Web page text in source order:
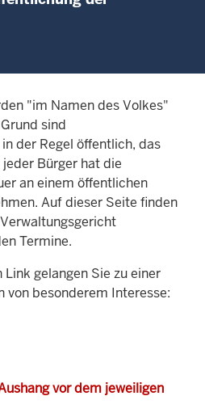
"im Namen des Volkes"
sind
der Regel öffentlich, das
Bürger hat die
an einem öffentlichen
Auf dieser Seite finden
Termine.
gelangen Sie zu einer
von besonderem Interesse:
vor dem jeweiligen